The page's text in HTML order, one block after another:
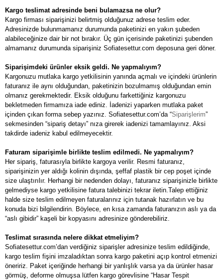
Kargo teslimat adresinde beni bulamazsa ne olur?
Kargo firması siparişinizi belirtmiş olduğunuz adrese teslim eder.
Adresinizde bulunmamanız durumunda paketinizi en yakın şubeden
alabileceğinize dair bir not bırakır. Üç gün içerisinde paketinizi şubenden
almamanız durumunda siparişiniz Sofiatesettur.com deposuna geri döner.
Siparişimdeki ürünler eksik geldi. Ne yapmalıyım?
Kargonuzu mutlaka kargo yetkilisinin yanında açmalı ve içindeki ürünlerin
faturanız ile aynı olduğundan, paketinizin bozulmamış olduğundan emin
olmanız gerekmektedir. Eksik olduğunu farkettiğiniz kargonuzu
bekletmeden firmamıza iade ediniz. İadenizi yaparken mutlaka paket
içinden çıkan forma sebep yazınız. Sofiatesettur.com’da “Siparişlerim”
sekmesinden “sipariş detayı” nıza girerek iadenizi tamamlayınız. Aksi
takdirde iadeniz kabul edilmeyecektir.
Faturam siparişimle birlikte teslim edilmedi. Ne yapmalıyım?
Her sipariş, faturasıyla birlikte kargoya verilir. Resmi faturanız,
siparişinizin yer aldığı kolinin dışında, şeffaf plastik bir cep poşet içinde
size ulaştırılır. Herhangi bir nedenden dolayı, faturanız siparişinizle birlikte
gelmediyse kargo yetkilisine fatura talebinizi tekrar iletin.Talep ettiğiniz
halde size teslim edilmeyen faturalarınız için tutanak hazırlatın ve bu
konuda bizi bilgilendirin. Böylece, en kısa zamanda faturanızın aslı ya da
“aslı gibidir” kaşeli bir kopyasını adresinize gönderebiliriz.
Teslimat sırasında nelere dikkat etmeliyim?
Sofiatesettur.com’dan verdiğiniz siparişler adresinize teslim edildiğinde,
kargo teslim fişini imzaladıktan sonra kargo paketini açıp kontrol etmenizi
öneririz. Paket içeriğinde herhangi bir yanlışlık varsa ya da ürünler hasar
görmüş, deforme olmuşsa lütfen kargo görevlisine “Hasar Tespit